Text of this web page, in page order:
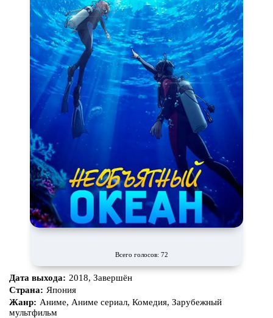
Всего голосов: 72
Дата выхода: 2018, Завершён
Страна: Япония
Жанр: Аниме, Аниме сериал, Комедия, Зарубежный
мультфильм